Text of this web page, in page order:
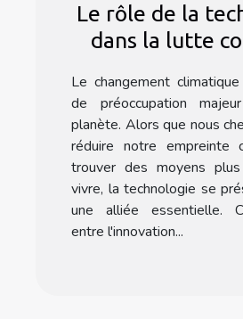
Le rôle de la
dans la lutte
Le changement
de préoccupation
planète. Alors que nous
réduire notre empreinte
trouver des moyens
vivre, la technologie se
une alliée essentielle.
entre l'innovation...